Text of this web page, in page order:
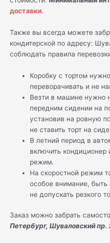
доставки.
Также вы всегда можете
кондитерской по адресу:
соблюдать правила
Коробку с тортом
переворачивать и не
Везти в машине нужно
передним сидении на
установив на ровную
не ставить торт на
В летний период в
включить
режим.
На скоростной режим
особое внимание, быть
не допускать резкого
Заказ можно забрать
Петербург, Шуваловский